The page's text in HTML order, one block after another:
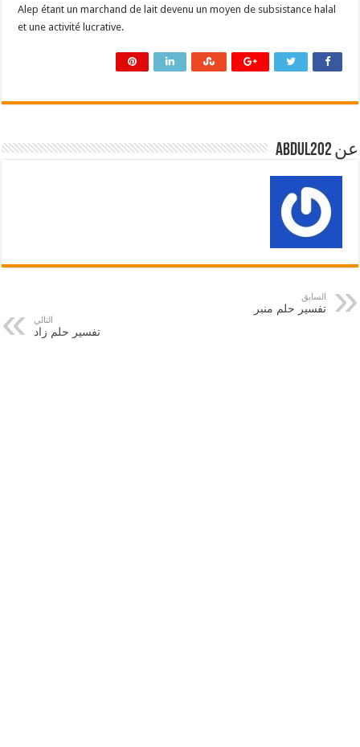
Alep étant un marchand de lait devenu un moyen de subsistance halal
et une activité lucrative.
عن abdul202
السابق
تفسير حلم منبر
التالي
تفسير حلم زاد